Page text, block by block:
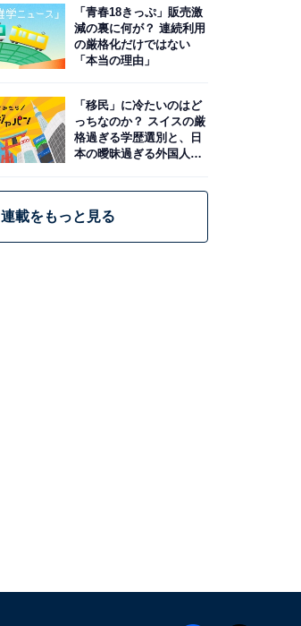
「青春18きっぷ」販売激
減の裏に何が？ 連続利用
の厳格化だけではない
「本当の理由」
「移民」に冷たいのはど
っちなのか？ スイスの厳
格過ぎる学歴選別と、日
本の曖昧過ぎる外国人政
連載をもっと見る